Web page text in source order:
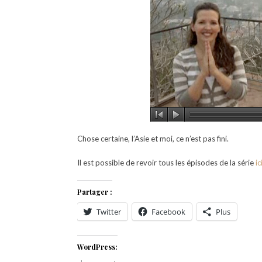
Chose certaine, l’Asie et moi, ce n’est pas fini.
Il est possible de revoir tous les épisodes de la sérieici
Partager :
Twitter Facebook Plus
WordPress: